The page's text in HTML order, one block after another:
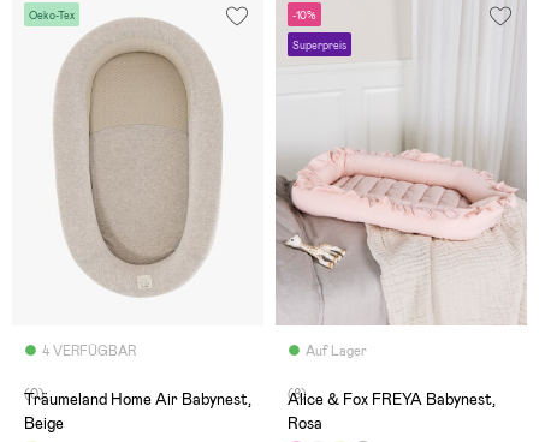
Oeko-Tex
4 VERFÜGBAR
(0)
Träumeland Home Air Babynest,
Beige
-10%
Superpreis
Auf Lager
(8)
Alice & Fox FREYA Babynest,
Rosa